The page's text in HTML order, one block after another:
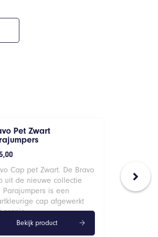
Pet Zwart
Cap pet Zwart. De Bravo
uit de nieuwe collectie
Parajumpers is een
cap afgewerkt
oranje…
Bekijk product